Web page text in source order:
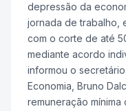
depressão da
jornada de trabalho,
com o corte de até
mediante acordo
informou o
Economia, Bruno
remuneração